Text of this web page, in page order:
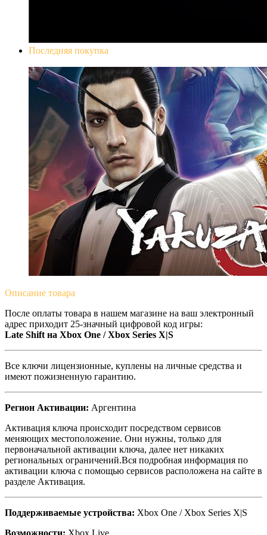
Последняя покупка
Описание товара
После оплаты товара в нашем магазине на ваш электронный
адрес приходит 25-значный цифровой код игры:
Late Shift на Xbox One / Xbox Series X|S
Все ключи лицензионные, куплены на личные средства и
имеют пожизненную гарантию.
Регион Активации: Аргентина
Активация ключа происходит посредством сервисов
меняющих местоположение. Они нужны, только для
первоначальной активации ключа, далее нет никаких
региональных ограничений.Вся подробная информация по
активации ключа с помощью сервисов расположена на сайте в
разделе Активация.
Поддерживаемые устройства: Xbox One / Xbox Series X|S
Возможности: Xbox Live